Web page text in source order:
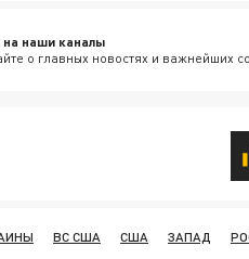
на наши каналы
о главных новостях и важнейших
ВС США США ЗАПАД